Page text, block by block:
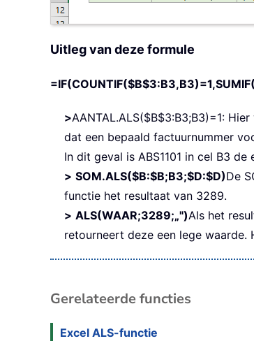
Uitleg van deze formule
>AANTAL.ALS($B$3:B3;B3)=1:
dat een bepaald factuurnummer
In dit geval is ABS1101 in cel B3
> SOM.ALS($B:$B;B3;$D:$D)De
functie het resultaat van 3289.
> ALS(WAAR;3289;„")Als het
retourneert deze een lege
Gerelateerde functies
Excel ALS-functie